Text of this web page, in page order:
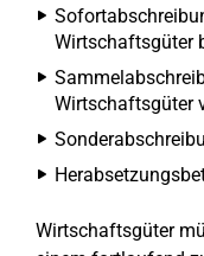
Wirtschaftsgüter
Wirtschaftsgüter
Wirtschaftsgüter